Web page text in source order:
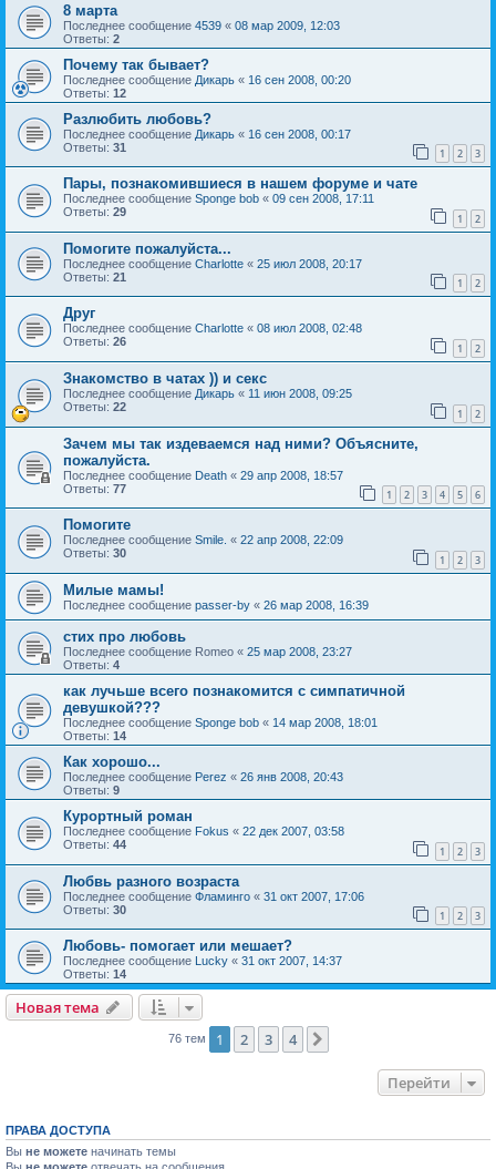
8 марта
Последнее сообщение 4539 « 08 мар 2009, 12:03
Ответы: 2
Почему так бывает?
Последнее сообщение Дикарь « 16 сен 2008, 00:20
Ответы: 12
Разлюбить любовь?
Последнее сообщение Дикарь « 16 сен 2008, 00:17
Ответы: 31 1 2 3
Пары, познакомившиеся в нашем форуме и чате
Последнее сообщение Sponge bob « 09 сен 2008, 17:11
Ответы: 29 1 2
Помогите пожалуйста...
Последнее сообщение Charlotte « 25 июл 2008, 20:17
Ответы: 21 1 2
Друг
Последнее сообщение Charlotte « 08 июл 2008, 02:48
Ответы: 26 1 2
Знакомство в чатах )) и секс
Последнее сообщение Дикарь « 11 июн 2008, 09:25
Ответы: 22 1 2
Зачем мы так издеваемся над ними? Объясните,
пожалуйста.
Последнее сообщение Death « 29 апр 2008, 18:57
Ответы: 77 1 2 3 4 5 6
Помогите
Последнее сообщение Smile. « 22 апр 2008, 22:09
Ответы: 30 1 2 3
Милые мамы!
Последнее сообщение passer-by « 26 мар 2008, 16:39
стих про любовь
Последнее сообщение Romeo « 25 мар 2008, 23:27
Ответы: 4
как лучьше всего познакомится с симпатичной
девушкой???
Последнее сообщение Sponge bob « 14 мар 2008, 18:01
Ответы: 14
Как хорошо...
Последнее сообщение Perez « 26 янв 2008, 20:43
Ответы: 9
Курортный роман
Последнее сообщение Fokus « 22 дек 2007, 03:58
Ответы: 44 1 2 3
Любвь разного возраста
Последнее сообщение Фламинго « 31 окт 2007, 17:06
Ответы: 30 1 2 3
Любовь- помогает или мешает?
Последнее сообщение Lucky « 31 окт 2007, 14:37
Ответы: 14
Новая тема
76 тем 1 2 3 4
Перейти
ПРАВА ДОСТУПА
Вы не можете начинать темы